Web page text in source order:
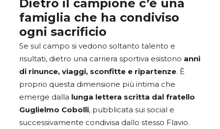
Dietro il campione c’è una
famiglia che ha condiviso
ogni sacrificio
Se sul campo si vedono soltanto talento e
risultati, dietro una carriera sportiva esistono anni
di rinunce, viaggi, sconfitte e ripartenze. È
proprio questa dimensione più intima che
emerge dalla lunga lettera scritta dal fratello
Guglielmo Cobolli, pubblicata sui social e
successivamente condivisa dallo stesso Flavio.